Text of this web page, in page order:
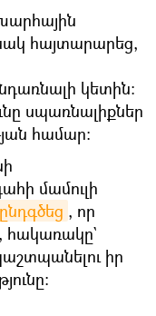
հայտարարեց,
կետին։
սպառնալիքներ
համար։
մամուլի
, որ
հակառակը`
իր